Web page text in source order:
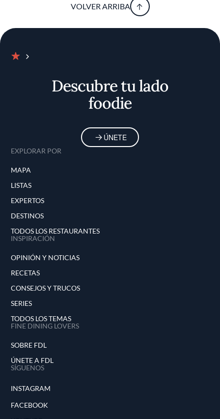
VOLVER ARRIBA
Descubre tu lado
foodie
ÚNETE
EXPLORAR POR
MAPA
LISTAS
EXPERTOS
DESTINOS
TODOS LOS RESTAURANTES
INSPIRACIÓN
OPINIÓN Y NOTICIAS
RECETAS
CONSEJOS Y TRUCOS
SERIES
TODOS LOS TEMAS
FINE DINING LOVERS
SOBRE FDL
ÚNETE A FDL
SÍGUENOS
INSTAGRAM
FACEBOOK